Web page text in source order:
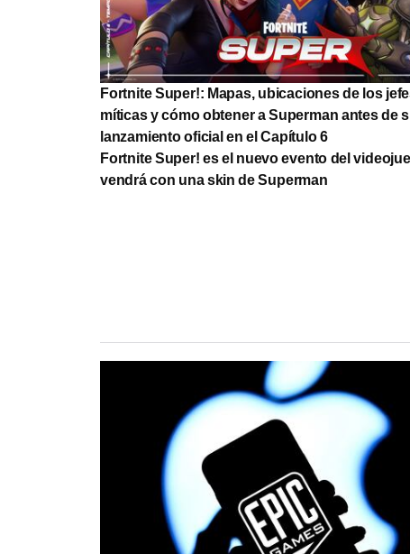
Fortnite Super!: Mapas, ubicaciones de los
míticas y cómo obtener a Superman antes de
lanzamiento oficial en el Capítulo 6
Fortnite Super! es el nuevo evento del
vendrá con una skin de Superman